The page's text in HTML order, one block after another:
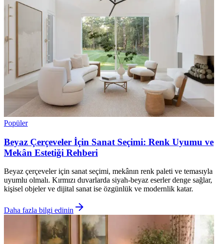
Popüler
Beyaz Çerçeveler İçin Sanat Seçimi: Renk Uyumu ve
Mekân Estetiği Rehberi
Beyaz çerçeveler için sanat seçimi, mekânın renk paleti ve temasıyla
uyumlu olmalı. Kırmızı duvarlarda siyah-beyaz eserler denge sağlar,
kişisel objeler ve dijital sanat ise özgünlük ve modernlik katar.
Daha fazla bilgi edinin